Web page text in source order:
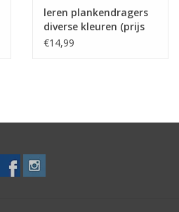
leren plankendragers
diverse kleuren (prijs
per stuk)
€14,99